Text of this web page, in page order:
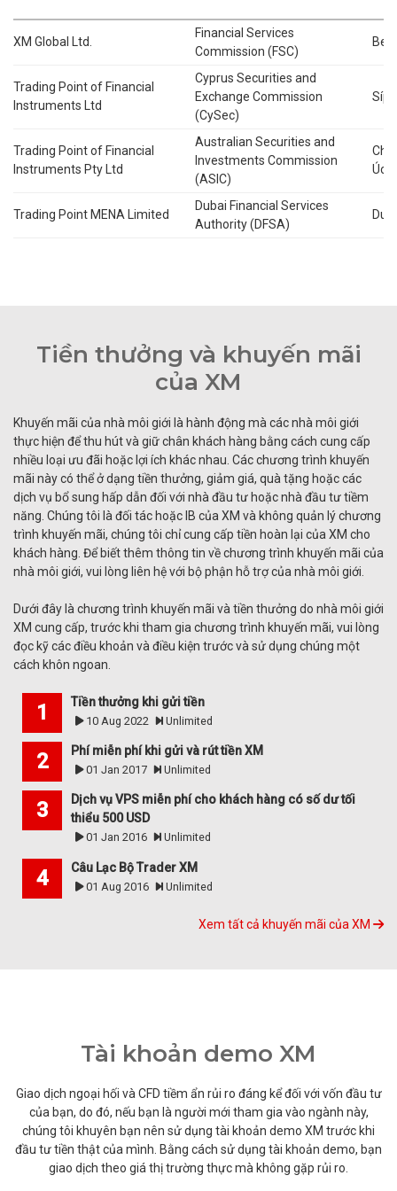
XM Global Ltd.
Financial Services
Commission (FSC)
Trading Point of Financial
Instruments Ltd
Cyprus Securities and
Exchange Commission
(CySec)
Síp
Trading Point of Financial
Instruments Pty Ltd
Australian Securities and
Investments Commission
(ASIC)
Úc
Trading Point MENA Limited
Dubai Financial Services
Authority (DFSA)
Tiền thưởng và khuyến mãi
của XM
Khuyến mãi của nhà môi giới là hành động mà các nhà môi giới
thực hiện để thu hút và giữ chân khách hàng bằng cách cung cấp
nhiều loại ưu đãi hoặc lợi ích khác nhau. Các chương trình khuyến
mãi này có thể ở dạng tiền thưởng, giảm giá, quà tặng hoặc các
dịch vụ bổ sung hấp dẫn đối với nhà đầu tư hoặc nhà đầu tư tiềm
năng. Chúng tôi là đối tác hoặc IB của XM và không quản lý chương
trình khuyến mãi, chúng tôi chỉ cung cấp tiền hoàn lại của XM cho
khách hàng. Để biết thêm thông tin về chương trình khuyến mãi của
nhà môi giới, vui lòng liên hệ với bộ phận hỗ trợ của nhà môi giới.
Dưới đây là chương trình khuyến mãi và tiền thưởng do nhà môi giới
XM cung cấp, trước khi tham gia chương trình khuyến mãi, vui lòng
đọc kỹ các điều khoản và điều kiện trước và sử dụng chúng một
cách khôn ngoan.
Tiền thưởng khi gửi tiền
10 Aug 2022 Unlimited
Phí miễn phí khi gửi và rút tiền XM
01 Jan 2017 Unlimited
Dịch vụ VPS miễn phí cho khách hàng có số dư tối
thiểu 500 USD
01 Jan 2016 Unlimited
Câu Lạc Bộ Trader XM
01 Aug 2016 Unlimited
Xem tất cả khuyến mãi của XM
Tài khoản demo XM
Giao dịch ngoại hối và CFD tiềm ẩn rủi ro đáng kể đối với vốn đầu tư
của bạn, do đó, nếu bạn là người mới tham gia vào ngành này,
chúng tôi khuyên bạn nên sử dụng tài khoản demo XM trước khi
đầu tư tiền thật của mình. Bằng cách sử dụng tài khoản demo, bạn
giao dịch theo giá thị trường thực mà không gặp rủi ro.